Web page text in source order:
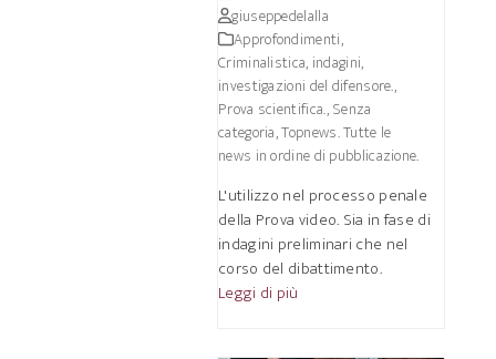
giuseppedelalla
Approfondimenti,
Criminalistica, indagini,
investigazioni del difensore.,
Prova scientifica.,Senza
categoria,Topnews. Tutte le
news in ordine di pubblicazione.
L'utilizzo nel processo penale
della Prova video. Sia in fase di
indagini preliminari che nel
corso del dibattimento.
Leggi di più